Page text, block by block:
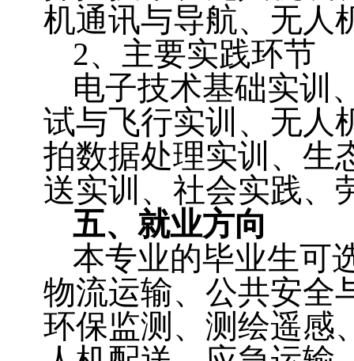
机通讯与导航、无人
2、主要实践环节
电子技术基础实训
试与飞行实训、无人
拍数据处理实训、生
送实训、社会实践、
五、就业方向
本专业的毕业生可
物流运输、公共安全
环保监测、测绘遥感